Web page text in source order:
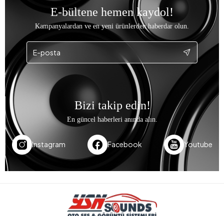
E-bültene hemen kaydol!
Kampanyalardan ve en yeni ürünlerden haberdar olun.
Bizi takip edin!
En güncel haberleri anında alın.
Instagram Facebook Youtube